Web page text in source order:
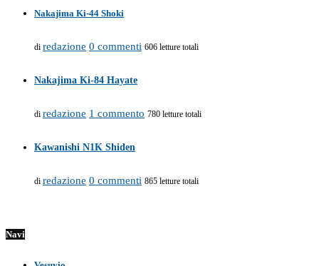
Nakajima Ki-44 Shoki
di redazione 0 commenti 606 letture totali
Nakajima Ki-84 Hayate
di redazione 1 commento 780 letture totali
Kawanishi N1K Shiden
di redazione 0 commenti 865 letture totali
Navi